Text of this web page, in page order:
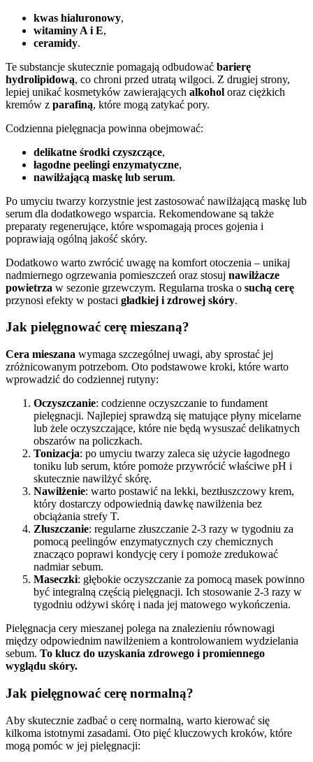
kwas hialuronowy,
witaminy A i E,
ceramidy.
Te substancje skutecznie pomagają odbudować barierę
hydrolipidową, co chroni przed utratą wilgoci. Z drugiej strony,
lepiej unikać kosmetyków zawierających alkohol oraz ciężkich
kremów z parafiną, które mogą zatykać pory.
Codzienna pielęgnacja powinna obejmować:
delikatne środki czyszczące,
łagodne peelingi enzymatyczne,
nawilżającą maskę lub serum.
Po umyciu twarzy korzystnie jest zastosować nawilżającą maskę lub
serum dla dodatkowego wsparcia. Rekomendowane są także
preparaty regenerujące, które wspomagają proces gojenia i
poprawiają ogólną jakość skóry.
Dodatkowo warto zwrócić uwagę na komfort otoczenia – unikaj
nadmiernego ogrzewania pomieszczeń oraz stosuj nawilżacze
powietrza w sezonie grzewczym. Regularna troska o suchą cerę
przynosi efekty w postaci gładkiej i zdrowej skóry.
Jak pielęgnować cerę mieszaną?
Cera mieszana wymaga szczególnej uwagi, aby sprostać jej
zróżnicowanym potrzebom. Oto podstawowe kroki, które warto
wprowadzić do codziennej rutyny:
Oczyszczanie: codzienne oczyszczanie to fundament
pielęgnacji. Najlepiej sprawdzą się matujące płyny micelarne
lub żele oczyszczające, które nie będą wysuszać delikatnych
obszarów na policzkach.
Tonizacja: po umyciu twarzy zaleca się użycie łagodnego
toniku lub serum, które pomoże przywrócić właściwe pH i
skutecznie nawilżyć skórę.
Nawilżenie: warto postawić na lekki, beztłuszczowy krem,
który dostarczy odpowiednią dawkę nawilżenia bez
obciążania strefy T.
Złuszczanie: regularne złuszczanie 2-3 razy w tygodniu za
pomocą peelingów enzymatycznych czy chemicznych
znacząco poprawi kondycję cery i pomoże zredukować
nadmiar sebum.
Maseczki: głębokie oczyszczanie za pomocą masek powinno
być integralną częścią pielęgnacji. Ich stosowanie 2-3 razy w
tygodniu odżywi skórę i nada jej matowego wykończenia.
Pielęgnacja cery mieszanej polega na znalezieniu równowagi
między odpowiednim nawilżeniem a kontrolowaniem wydzielania
sebum. To klucz do uzyskania zdrowego i promiennego
wyglądu skóry.
Jak pielęgnować cerę normalną?
Aby skutecznie zadbać o cerę normalną, warto kierować się
kilkoma istotnymi zasadami. Oto pięć kluczowych kroków, które
mogą pomóc w jej pielęgnacji: